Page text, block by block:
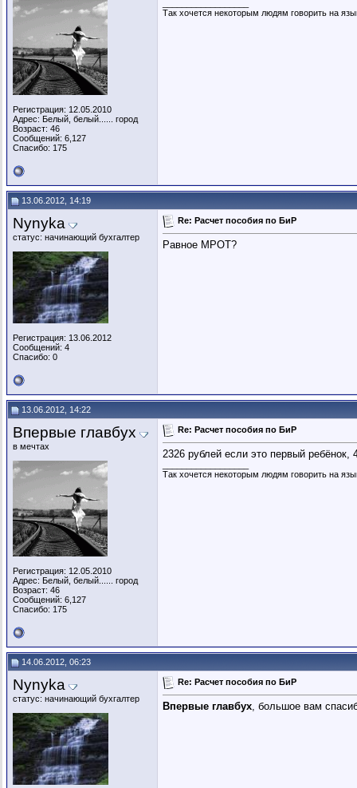
Регистрация: 12.05.2010
Адрес: Белый, белый...... город
Возраст: 46
Сообщений: 6,127
Спасибо: 175
Так хочется некоторым людям говорить на
13.06.2012, 14:19
Nynyka
статус: начинающий бухгалтер
Регистрация: 13.06.2012
Сообщений: 4
Спасибо: 0
Re: Расчет пособия по БиР
Равное МРОТ?
13.06.2012, 14:22
Впервые главбух
в мечтах
Регистрация: 12.05.2010
Адрес: Белый, белый...... город
Возраст: 46
Сообщений: 6,127
Спасибо: 175
Re: Расчет пособия по БиР
2326 рублей если это первый ребёнок,
Так хочется некоторым людям говорить на
14.06.2012, 06:23
Nynyka
статус: начинающий бухгалтер
Re: Расчет пособия по БиР
Впервые главбух, большое вам